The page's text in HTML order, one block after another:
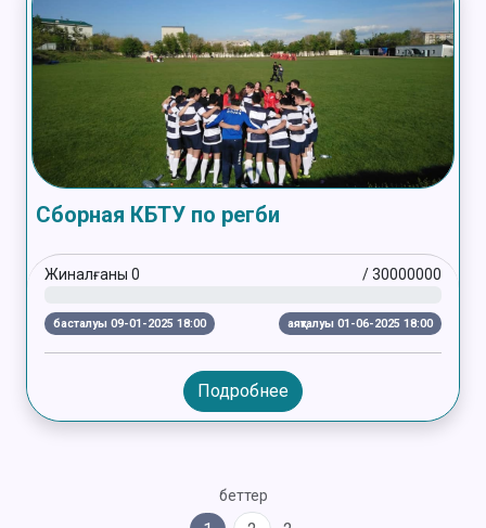
Сборная КБТУ по регби
Жиналғаны 0 /30000000
басталуы 09-01-2025 18:00 аяқталуы 01-06-2025 18:00
Подробнее
беттер